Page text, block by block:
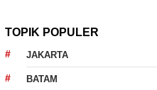
TOPIK POPULER
JAKARTA
BATAM